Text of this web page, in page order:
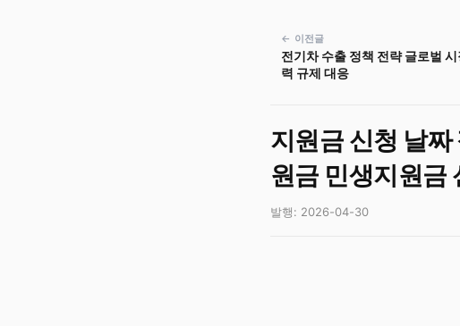
← 이전글
전기차 수출 정책 전략 글로벌
력 규제 대응
지원금 신청 날
원금 민생지원금
발행: 2026-04-30